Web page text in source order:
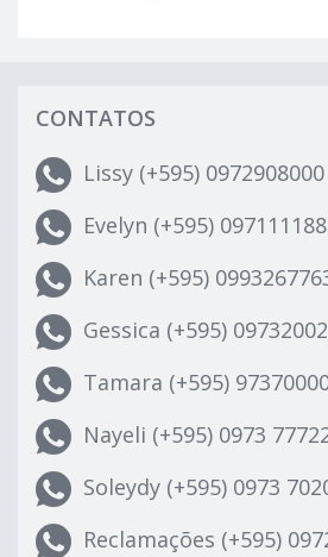
CONTATOS
Lissy (+595) 0972908000
Evelyn (+595)
Karen (+595)
Gessica (+595)
Tamara (+595)
Nayeli (+595) 0973
Soleydy (+595) 0973
Reclamações (+595)